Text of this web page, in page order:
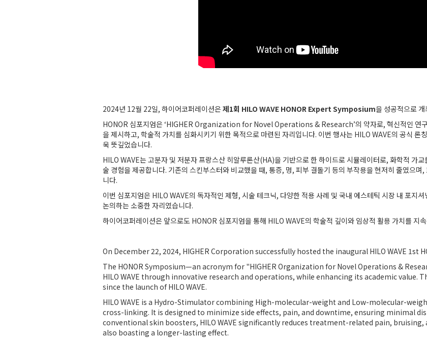
2024년 12월 22일, 하이어코퍼레이션은제1회 HILO WAVE HONOR Expert Symposium을 성공적으로
HONOR 심포지엄은 ‘HIGHER Organization for Novel Operations & Research’의 약자로, 혁신적인 연구
을 제시하고, 학술적 가치를 심화시키기 위한 목적으로 마련된 자리입니다. 이번 행사는 HILO WAVE의 공식 론
욱 뜻깊었습니다.
HILO WAVE는 고분자 및 저분자 프랑스산 히알루론산(HA)을 기반으로 한 하이드로 시뮬레이터로, 화학적 가
술 경험을 제공합니다. 기존의 스킨부스터와 비교했을 때, 통증, 멍, 피부 결돌기 등의 부작용을 현저히 줄였으
니다.
이번 심포지엄은 HILO WAVE의 독자적인 제형, 시술 테크닉, 다양한 적용 사례 및 국내 에스테틱 시장 내 포지
논의하는 소중한 자리였습니다.
하이어코퍼레이션은 앞으로도 HONOR 심포지엄을 통해 HILO WAVE의 학술적 깊이와 임상적 활용 가치를 지
On December 22, 2024, HIGHER Corporation successfully hosted the inaugural HILO WAVE 1st
The HONOR Symposium—an acronym for "HIGHER Organization for Novel Operations &
HILO WAVE through innovative research and operations, while enhancing its academic value.
since the launch of HILO WAVE.
HILO WAVE is a Hydro-Stimulator combining High-molecular-weight and Low-molecular-
cross-linking. It is designed to minimize side effects, pain, and downtime, ensuring minimal
conventional skin boosters, HILO WAVE significantly reduces treatment-related pain,
also boasting a longer-lasting effect.